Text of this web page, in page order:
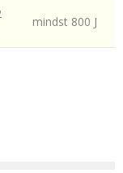
mindst 800 J